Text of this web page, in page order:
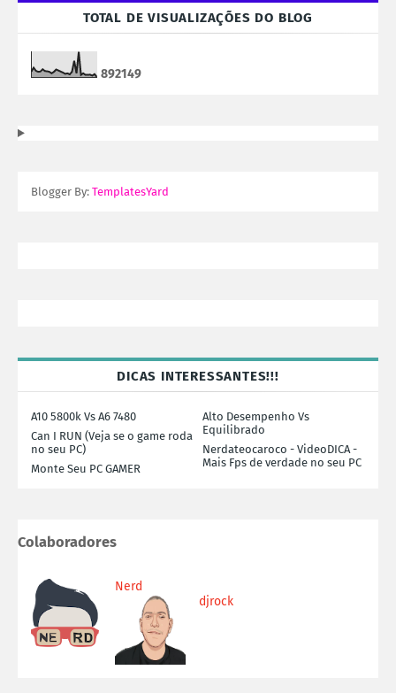
TOTAL DE VISUALIZAÇÕES DO BLOG
892149
Blogger By: TemplatesYard
DICAS INTERESSANTES!!!
A10 5800k Vs A6 7480
Alto Desempenho Vs
Equilibrado
Can I RUN (Veja se o game roda
no seu PC)
Nerdateocaroco - VideoDICA -
Mais Fps de verdade no seu PC
Monte Seu PC GAMER
Colaboradores
Nerd
djrock